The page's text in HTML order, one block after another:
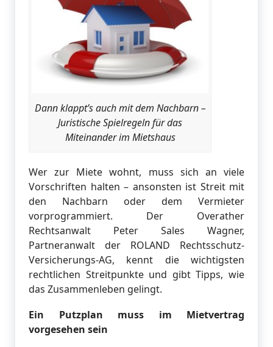
Dann klappt’s auch mit dem Nachbarn –
Juristische Spielregeln für das
Miteinander im Mietshaus
Wer zur Miete wohnt, muss sich an viele
Vorschriften halten – ansonsten ist Streit mit
den Nachbarn oder dem Vermieter
vorprogrammiert. Der Overather
Rechtsanwalt Peter Sales Wagner,
Partneranwalt der ROLAND Rechtsschutz-
Versicherungs-AG, kennt die wichtigsten
rechtlichen Streitpunkte und gibt Tipps, wie
das Zusammenleben gelingt.
Ein Putzplan muss im Mietvertrag
vorgesehen sein